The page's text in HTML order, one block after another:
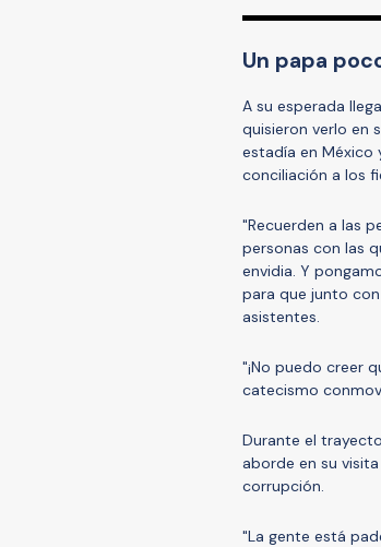
Un papa
A su esperada
quisieron verlo en
estadía en México
conciliación a los
"Recuerden a las
personas con las
envidia. Y
para que junto
asistentes.
"¡No puedo creer
catecismo
Durante el
aborde en su
corrupción.
"La gente está